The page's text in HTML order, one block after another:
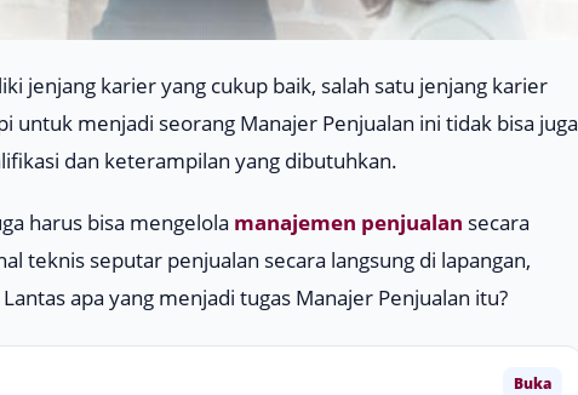
jenjang karier yang cukup baik, salah satu jenjang karier
untuk menjadi seorang Manajer Penjualan ini tidak bisa juga
dan keterampilan yang dibutuhkan.
harus bisa mengelola manajemen penjualan secara
teknis seputar penjualan secara langsung di lapangan,
apa yang menjadi tugas Manajer Penjualan itu?
Buka